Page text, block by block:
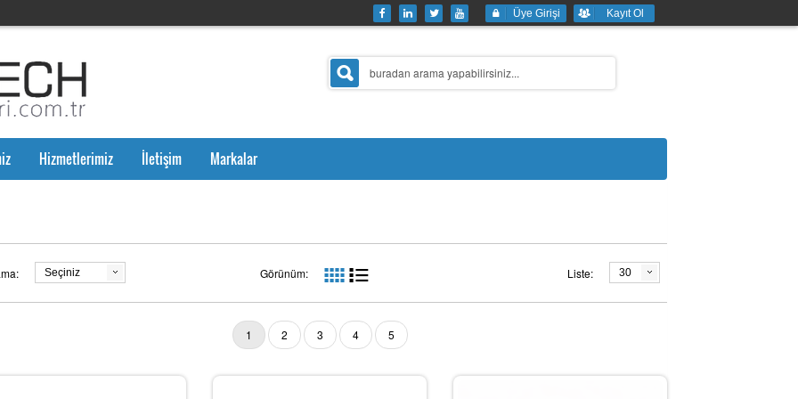
Üye Girişi Kayıt Ol
Hizmetlerimiz İletişim Markalar
Seçiniz Görünüm: Liste: 30
1 2 3 4 5